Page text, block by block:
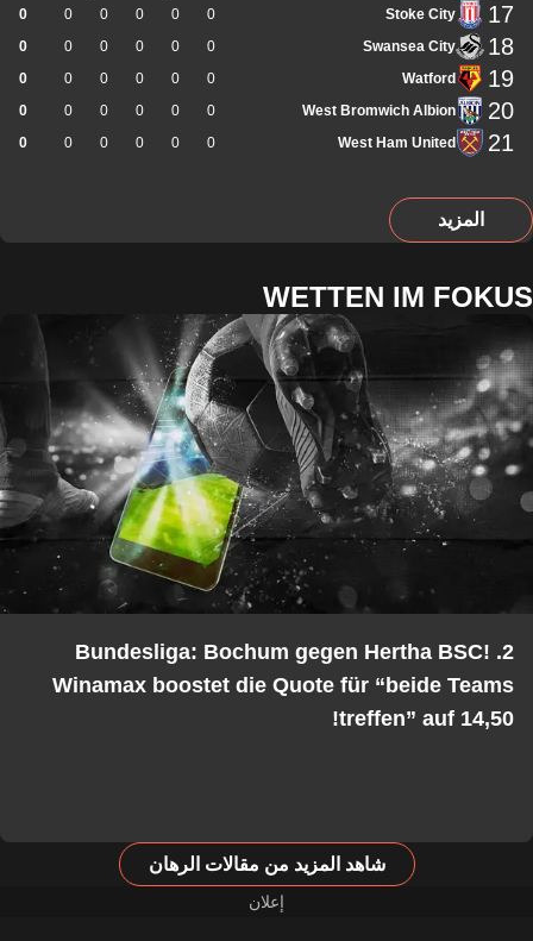
17
Stoke City
0
0
0
0
0
0
18
Swansea City
0
0
0
0
0
0
19
Watford
0
0
0
0
0
0
20
West Bromwich Albion
0
0
0
0
0
0
21
West Ham United
0
0
0
0
0
0
المزيد
WETTEN IM FOKUS
2. Bundesliga: Bochum gegen Hertha BSC!
Winamax boostet die Quote für “beide Teams
treffen” auf 14,50!
شاهد المزيد من مقالات الرهان